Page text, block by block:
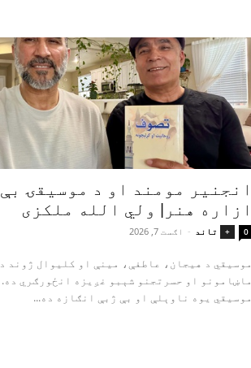
انجنیر مومند او د موسیقۍ بې‌
ازاره هنر| ولي الله ملکزی
+ تاند - اګست 7, 2026 0
موسیقي د هیجان، عاطفې، مینې او کلیوال ژوند د
ماښامونو او حسرتجنو شېبو غږیزه انځورګري ده.
موسیقي یوه ناوېلې او بې‌ ژبې انګازه ده...